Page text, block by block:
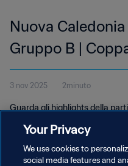
Nuova
Gruppo B |
Under 17 Qatar
3 nov 2025 2minuto
Guarda gli highlights della
18:15 (ora locale).
Your Privacy
We use cookies to
social media features and